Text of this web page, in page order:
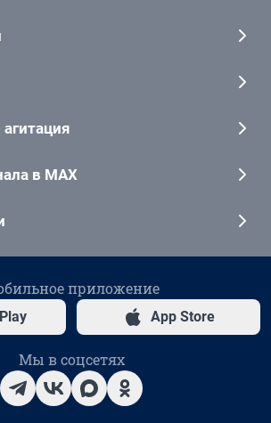
в MAX
приложение
App Store
Мы в соцсетях